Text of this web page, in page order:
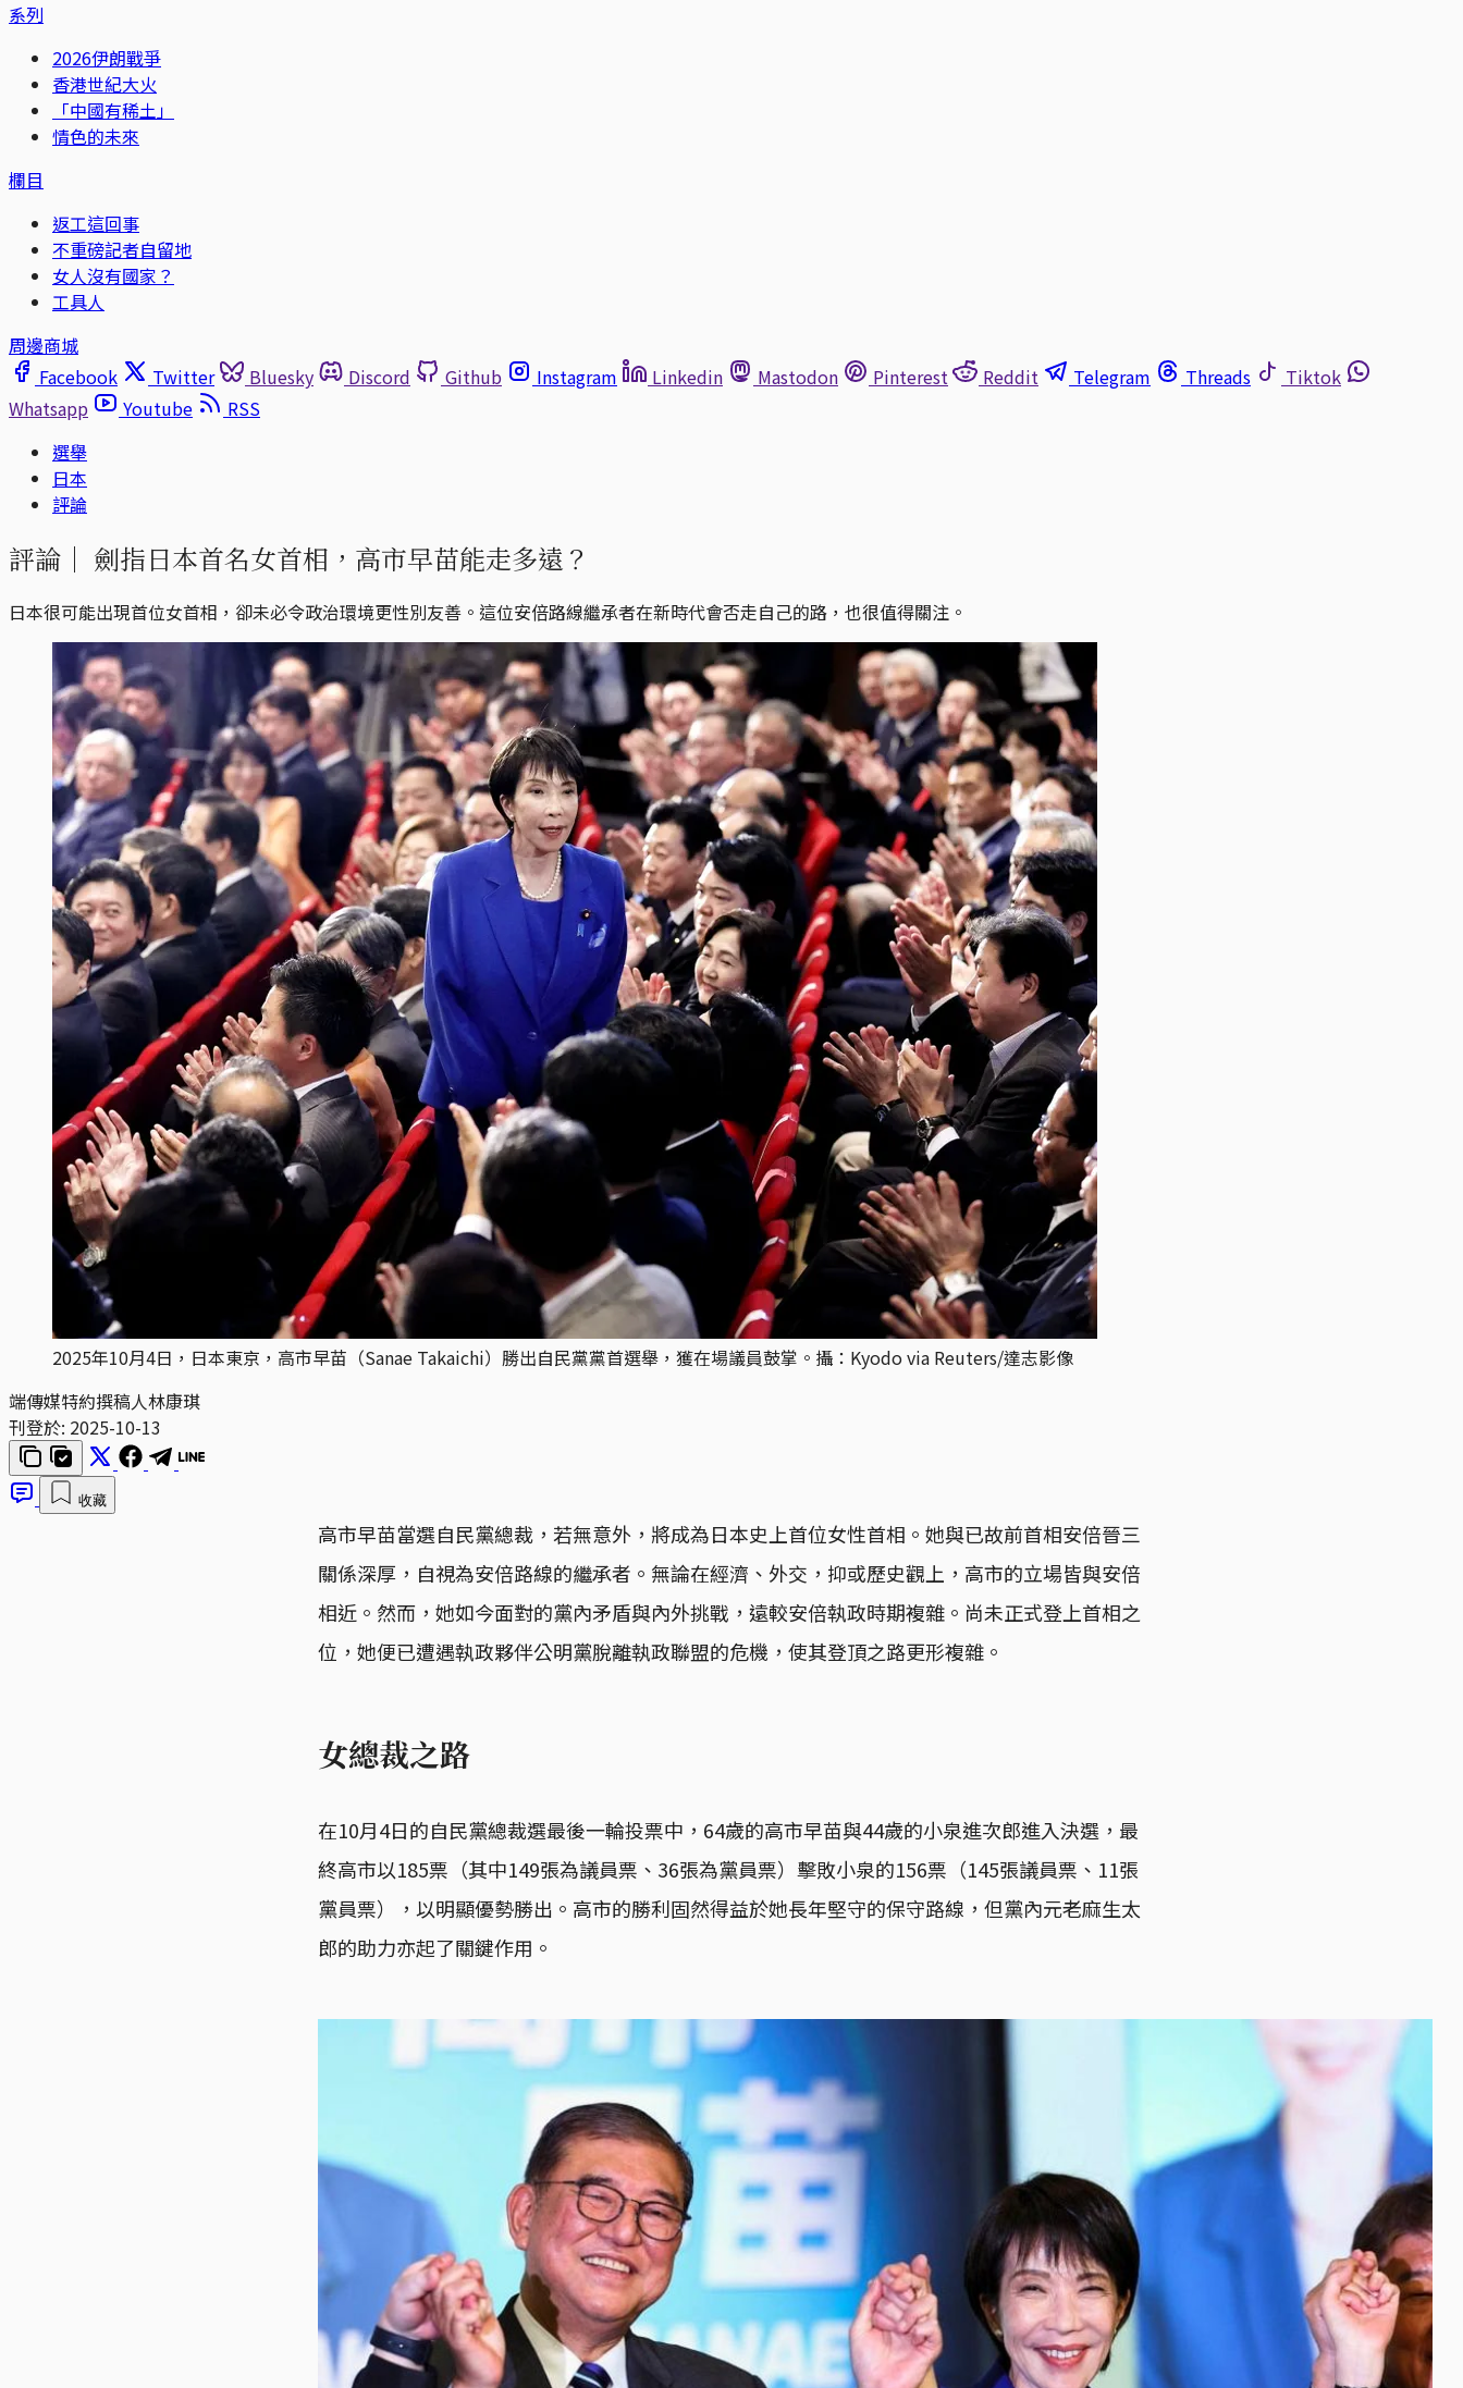
系列
2026伊朗戰爭
香港世紀大火
「中國有稀土」
情色的未來
欄目
返工這回事
不重磅記者自留地
女人沒有國家？
工具人
周邊商城
Facebook
Twitter Bluesky Discord Github Instagram Linkedin Mastodon Pinterest Reddit Telegram Threads
Tiktok
Whatsapp
Youtube
RSS
選舉
日本
評論
評論｜ 劍指日本首名女首相，高市早苗能走多遠？
日本很可能出現首位女首相，卻未必令政治環境更性別友善。這位安倍路線繼承者在新時代會否走自己的路，也很值得關注。
2025年10月4日，日本東京，高市早苗（Sanae Takaichi）勝出自民黨黨首選舉，獲在場議員鼓掌。攝：Kyodo via Reuters/達志影像
端傳媒特約撰稿人林康琪
刊登於: 2025-10-13
收藏
高市早苗當選自民黨總裁，若無意外，將成為日本史上首位女性首相。她與已故前首相安倍晉三
關係深厚，自視為安倍路線的繼承者。無論在經濟、外交，抑或歷史觀上，高市的立場皆與安倍
相近。然而，她如今面對的黨內矛盾與內外挑戰，遠較安倍執政時期複雜。尚未正式登上首相之
位，她便已遭遇執政夥伴公明黨脫離執政聯盟的危機，使其登頂之路更形複雜。
女總裁之路
在10月4日的自民黨總裁選最後一輪投票中，64歲的高市早苗與44歲的小泉進次郎進入決選，最
終高市以185票（其中149張為議員票、36張為黨員票）擊敗小泉的156票（145張議員票、11張
黨員票），以明顯優勢勝出。高市的勝利固然得益於她長年堅守的保守路線，但黨內元老麻生太
郎的助力亦起了關鍵作用。